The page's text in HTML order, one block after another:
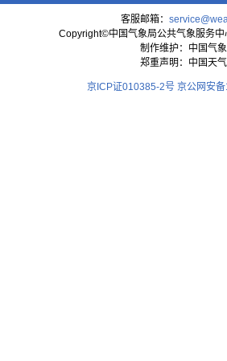
客服邮箱：
Copyright©中国气象局公共气象服务
制作维护：中国气
郑重声明：中国天
京ICP证010385-2号 京公网安